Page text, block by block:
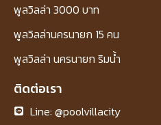
พูลวิลล่า 3000 บาท
พูลวิลล่านครนายก 15 คน
พูลวิลล่า นครนายก ริมน้ำ
ติดต่อเรา
Line: @poolvillacity